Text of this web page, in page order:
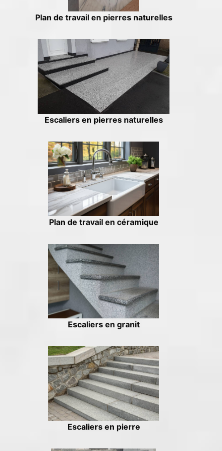
Plan de travail en pierres naturelles
Escaliers en pierres naturelles
Plan de travail en céramique
Escaliers en granit
Escaliers en pierre